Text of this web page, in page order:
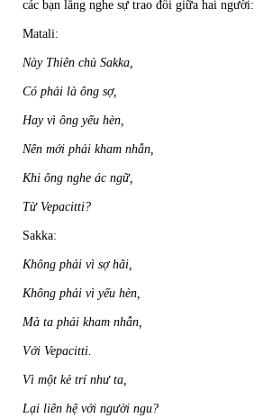
các bạn lắng nghe sự trao đổi giữa hai người:
Matali:
Này Thiên chủ Sakka,
Có phải là ông sợ,
Hay vì ông yếu hèn,
Nên mới phải kham nhẫn,
Khi ông nghe ác ngữ,
Từ Vepacitti?
Sakka:
Không phải vì sợ hãi,
Không phải vì yếu hèn,
Mà ta phải kham nhẫn,
Với Vepacitti.
Vì một kẻ trí như ta,
Lại liên hệ với người ngu?